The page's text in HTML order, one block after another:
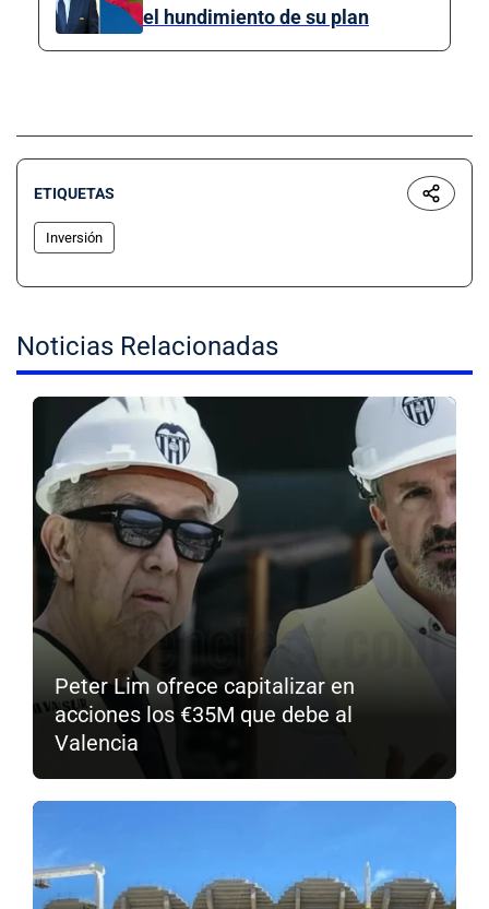
el hundimiento de su plan
ETIQUETAS
Inversión
Noticias Relacionadas
Peter Lim ofrece capitalizar en
acciones los €35M que debe al
Valencia